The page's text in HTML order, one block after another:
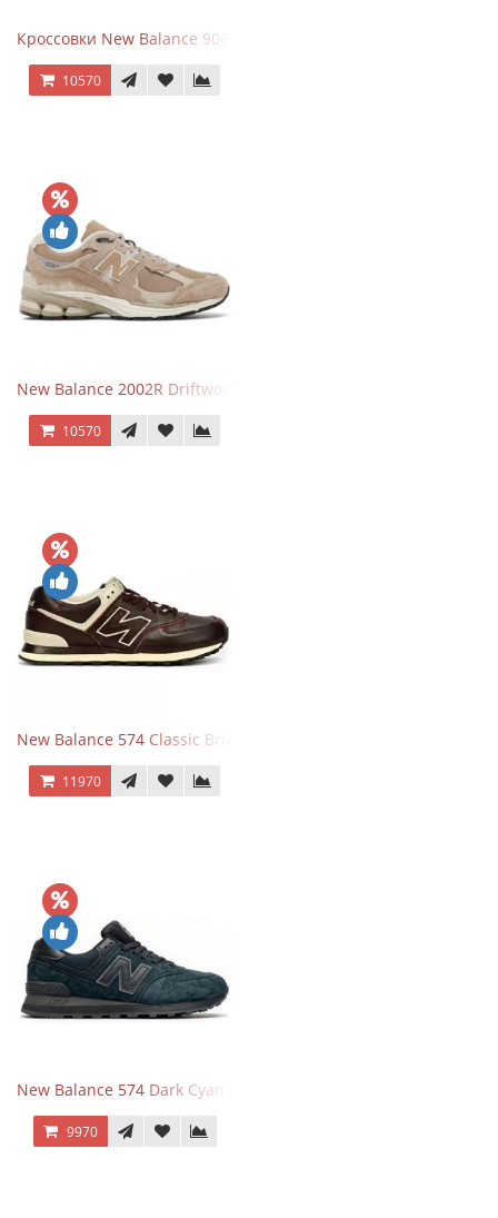
Кроссовки New Balance 9060 December Sky
10570
New Balance 2002R Driftwood Sea Salt бежевые
10570
New Balance 574 Classic Brown White
11970
New Balance 574 Dark Cyan Black Suede
9970